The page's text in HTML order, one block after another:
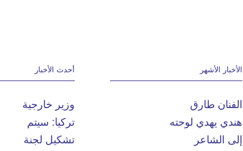
الأخبار الأشهر
الفنان طارق
هندي يهدي لوحته
إلى الشاعر
أحدث الأخبار
وزير خارجية
تركيا: سيتم
تشكيل لجنة